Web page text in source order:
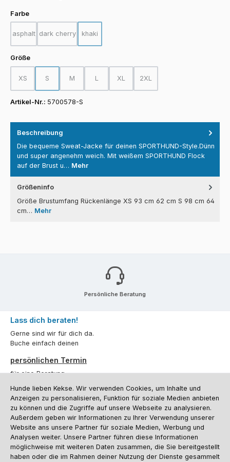
Farbeauswählen
asphalt
(Diese Option ist zurzeit nicht verfügbar.)
dark cherry
(Diese Option ist zurzeit nicht verfügbar.)
khaki
(Diese Option ist zurzeit nicht verfügbar.)
Größeauswählen
XS
(Diese Option ist zurzeit nicht verfügbar.)
S
(Diese Option ist zurzeit nicht verfügbar.)
M
(Diese Option ist zurzeit nicht verfügbar.)
L
(Diese Option ist zurzeit nicht verfügbar.)
XL
(Diese Option ist zurzeit nicht
2XL
(Diese Option ist zurzeit
Artikel-Nr.: 5700578-S
Beschreibung
Die bequeme Sweat-Jacke für deinen SPORTHUND-Style.Dünn
und super angenehm weich. Mit weißem SPORTHUND Flock
auf der Brust u… Mehr
Größeninfo
Größe Brustumfang Rückenlänge XS 93 cm 62 cm S 98 cm 64
cm… Mehr
Persönliche Beratung
Lass dich beraten!
Gerne sind wir für dich da.
Buche einfach deinen
persönlichen Termin
für eine Beratung.
Oder über unserKontaktformular.
Vertrag widerrufen
Kundenservice
Hunde lieben Kekse. Wir verwenden Cookies, um Inhalte und
Anzeigen zu personalisieren, Funktion für soziale Medien anbieten
zu können und die Zugriffe auf unsere Webseite zu analysieren.
Außerdem geben wir Informationen zu Ihrer Verwendung unserer
Website ans unsere Partner für soziale Medien, Werbung und
Analysen weiter. Unsere Partner führen diese Informationen
möglichweise mit weiteren Daten zusammen, die Sie bereitgestellt
haben oder die im Rahmen deiner Nutzung der Dienste gesammelt